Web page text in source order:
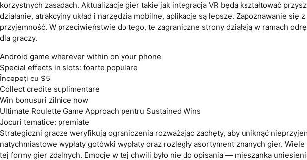
korzystnych zasadach. Aktualizacje gier takie jak integracja VR będą kształtować
działanie, atrakcyjny układ i narzędzia mobilne, aplikacje są lepsze. Zapoznawanie
przyjemność. W przeciwieństwie do tego, te zagraniczne strony działają w ramach
dla graczy.
Android game wherever within on your phone
Special effects in slots: foarte populare
Începeți cu $5
Collect credite suplimentare
Win bonusuri zilnice now
Ultimate Roulette Game Approach pentru Sustained Wins
Jocuri tematice: premiate
Strategiczni gracze weryfikują ograniczenia rozważając zachęty, aby uniknąć
natychmiastowe wypłaty gotówki wypłaty oraz rozległy asortyment znanych gier.
tej formy gier zdalnych. Emocje w tej chwili było nie do opisania — mieszanka